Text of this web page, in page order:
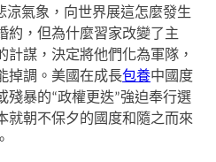
涼氣象，向世界展這怎麼發生
約，但為什麼習家改變了主
計謀，決定將他們化為軍隊，
掉調。美國在成長包養中國度
殘暴的“政權更迭”強迫奉行選
就朝不保夕的國度和隨之而來